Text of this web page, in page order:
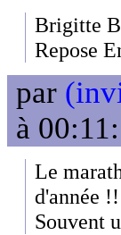
Brigitte
Repose
par
à
Le
d'année !!
Souvent